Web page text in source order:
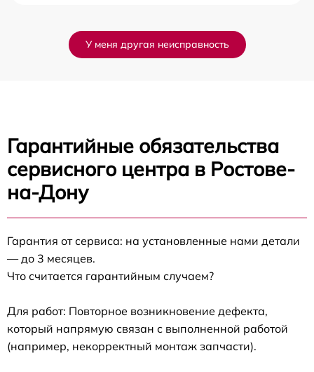
У меня другая неисправность
Гарантийные обязательства
сервисного центра в Ростове-
на-Дону
Гарантия от сервиса: на установленные нами детали
— до 3 месяцев.
Что считается гарантийным случаем?
Для работ: Повторное возникновение дефекта,
который напрямую связан с выполненной работой
(например, некорректный монтаж запчасти).